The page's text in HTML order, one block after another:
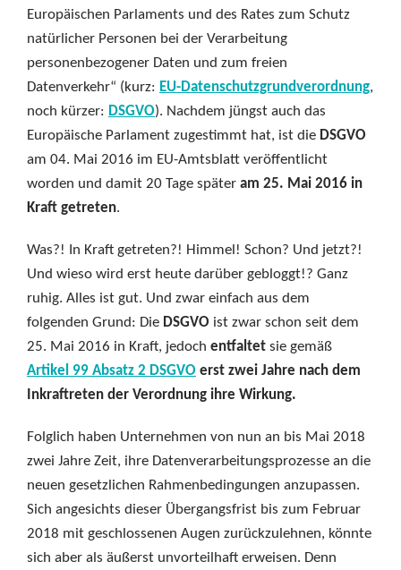
Europäischen Parlaments und des Rates zum Schutz
natürlicher Personen bei der Verarbeitung
personenbezogener Daten und zum freien
Datenverkehr“ (kurz: EU-Datenschutzgrundverordnung,
noch kürzer: DSGVO). Nachdem jüngst auch das
Europäische Parlament zugestimmt hat, ist die DSGVO
am 04. Mai 2016 im EU-Amtsblatt veröffentlicht
worden und damit 20 Tage später am 25. Mai 2016 in
Kraft getreten.
Was?! In Kraft getreten?! Himmel! Schon? Und jetzt?!
Und wieso wird erst heute darüber gebloggt!? Ganz
ruhig. Alles ist gut. Und zwar einfach aus dem
folgenden Grund: Die DSGVO ist zwar schon seit dem
25. Mai 2016 in Kraft, jedoch entfaltet sie gemäß
Artikel 99 Absatz 2 DSGVO erst zwei Jahre nach dem
Inkraftreten der Verordnung ihre Wirkung.
Folglich haben Unternehmen von nun an bis Mai 2018
zwei Jahre Zeit, ihre Datenverarbeitungsprozesse an die
neuen gesetzlichen Rahmenbedingungen anzupassen.
Sich angesichts dieser Übergangsfrist bis zum Februar
2018 mit geschlossenen Augen zurückzulehnen, könnte
sich aber als äußerst unvorteilhaft erweisen. Denn